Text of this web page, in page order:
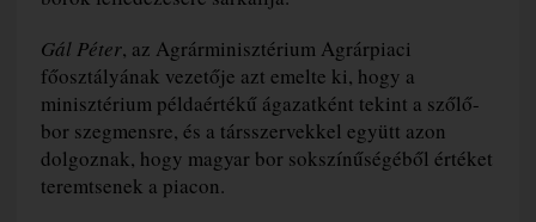
Gál Péter, az Agrárminisztérium Agrárpiaci
főosztályának vezetője azt emelte ki, hogy a
minisztérium példaértékű ágazatként tekint a szőlő-
bor szegmensre, és a társszervekkel együtt azon
dolgoznak, hogy magyar bor sokszínűségéből értéket
teremtsenek a piacon.